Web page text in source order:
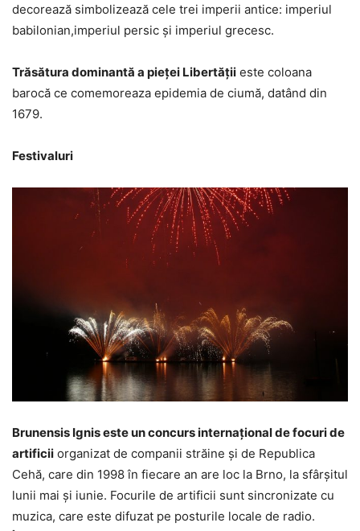
decorează simbolizează cele trei imperii antice: imperiul
babilonian,imperiul persic și imperiul grecesc.
Trăsătura dominantă a pieței Libertății este coloana
barocă ce comemoreaza epidemia de ciumă, datând din
1679.
Festivaluri
Brunensis Ignis este un concurs internațional de focuri de
artificii organizat de companii străine și de Republica
Cehă, care din 1998 în fiecare an are loc la Brno, la sfârșitul
lunii mai și iunie. Focurile de artificii sunt sincronizate cu
muzica, care este difuzat pe posturile locale de radio.